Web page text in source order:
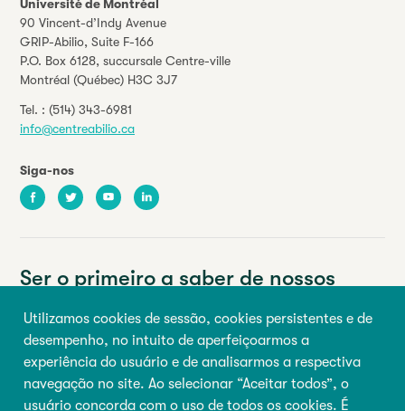
Utilizamos cookies de sessão, cookies persistentes e de
desempenho, no intuito de aperfeiçoarmos a
experiência do usuário e de analisarmos a respectiva
navegação no site. Ao selecionar “Aceitar todos”, o
usuário concorda com o uso de todos os cookies. É
Université de Montréal
90 Vincent-d’Indy Avenue
GRIP-Abilio, Suite F-166
P.O. Box 6128, succursale Centre-ville
Montréal (Québec) H3C 3J7
Tel. : (514) 343-6981
info@centreabilio.ca
Siga-nos
FacebookTwitter YoutubeLinkedIn
Ser o primeiro a saber de nossos
Seu endereço de e-mail
Primeiro nome Último nome